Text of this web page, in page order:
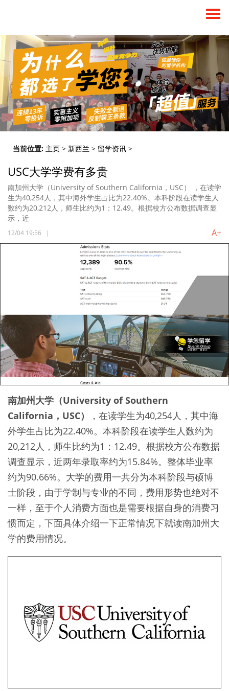
当前位置: 主页 > 新西兰 > 留学资讯 >
USC大学学费有多贵
南加州大学（University of Southern California，USC） ，在读学
生为40,254人，其中海外学生占比为22.40%。本科阶段在读学生人
数约为20,212人，师生比约为1：12.49。根据校方公布数据调查显
示，近
12/04 19:56 | A+
南加州大学（University of Southern
California，USC）
，在读学生为40,254人，其中海
外学生占比为22.40%。本科阶段在读学生人数约为
20,212人，师生比约为1：12.49。根据校方公布数据
调查显示，近两年录取率约为15.84%。整体毕业率
约为90.66%。大学的费用一共分为本科阶段与硕博
士阶段，由于学制与专业的不同，费用形势也绝对不
一样，至于个人消费方面也是需要根据自身的消费习
惯而定，下面具体介绍一下正常情况下就读南加州大
学的费用情况。